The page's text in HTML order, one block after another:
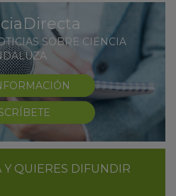
SOBRE CIENCIA
Y QUIERES DIFUNDIR